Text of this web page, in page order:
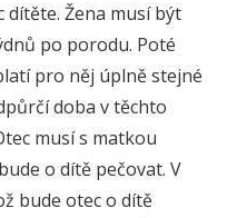
Žena musí být
po porodu. Poté
pro něj úplně stejné
doba v těchto
musí s matkou
o dítě pečovat. V
bude otec o dítě